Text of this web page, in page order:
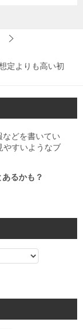
定よりも高い初
などを書いてい
やすいようなブ
るかも？